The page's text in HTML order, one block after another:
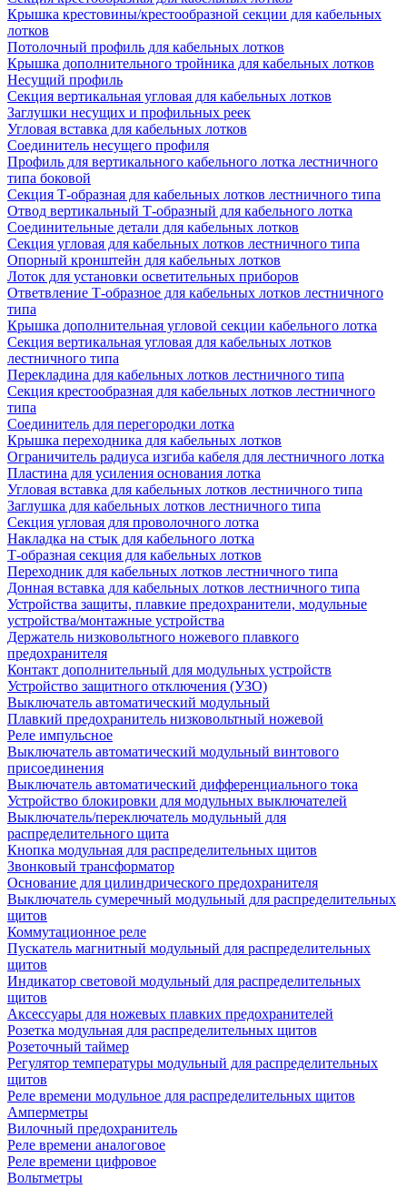
Крышка крестовины/крестообразной секции для кабельных
лотков
Потолочный профиль для кабельных лотков
Крышка дополнительного тройника для кабельных лотков
Несущий профиль
Секция вертикальная угловая для кабельных лотков
Заглушки несущих и профильных реек
Угловая вставка для кабельных лотков
Соединитель несущего профиля
Профиль для вертикального кабельного лотка лестничного
типа боковой
Секция Т-образная для кабельных лотков лестничного типа
Отвод вертикальный Т-образный для кабельного лотка
Соединительные детали для кабельных лотков
Секция угловая для кабельных лотков лестничного типа
Опорный кронштейн для кабельных лотков
Лоток для установки осветительных приборов
Ответвление Т-образное для кабельных лотков лестничного
типа
Крышка дополнительная угловой секции кабельного лотка
Секция вертикальная угловая для кабельных лотков
лестничного типа
Перекладина для кабельных лотков лестничного типа
Секция крестообразная для кабельных лотков лестничного
типа
Соединитель для перегородки лотка
Крышка переходника для кабельных лотков
Ограничитель радиуса изгиба кабеля для лестничного лотка
Пластина для усиления основания лотка
Угловая вставка для кабельных лотков лестничного типа
Заглушка для кабельных лотков лестничного типа
Секция угловая для проволочного лотка
Накладка на стык для кабельного лотка
Т-образная секция для кабельных лотков
Переходник для кабельных лотков лестничного типа
Донная вставка для кабельных лотков лестничного типа
Устройства защиты, плавкие предохранители, модульные
устройства/монтажные устройства
Держатель низковольтного ножевого плавкого
предохранителя
Контакт дополнительный для модульных устройств
Устройство защитного отключения (УЗО)
Выключатель автоматический модульный
Плавкий предохранитель низковольтный ножевой
Реле импульсное
Выключатель автоматический модульный винтового
присоединения
Выключатель автоматический дифференциального тока
Устройство блокировки для модульных выключателей
Выключатель/переключатель модульный для
распределительного щита
Кнопка модульная для распределительных щитов
Звонковый трансформатор
Основание для цилиндрического предохранителя
Выключатель сумеречный модульный для распределительных
щитов
Коммутационное реле
Пускатель магнитный модульный для распределительных
щитов
Индикатор световой модульный для распределительных
щитов
Аксессуары для ножевых плавких предохранителей
Розетка модульная для распределительных щитов
Розеточный таймер
Регулятор температуры модульный для распределительных
щитов
Реле времени модульное для распределительных щитов
Амперметры
Вилочный предохранитель
Реле времени аналоговое
Реле времени цифровое
Вольтметры